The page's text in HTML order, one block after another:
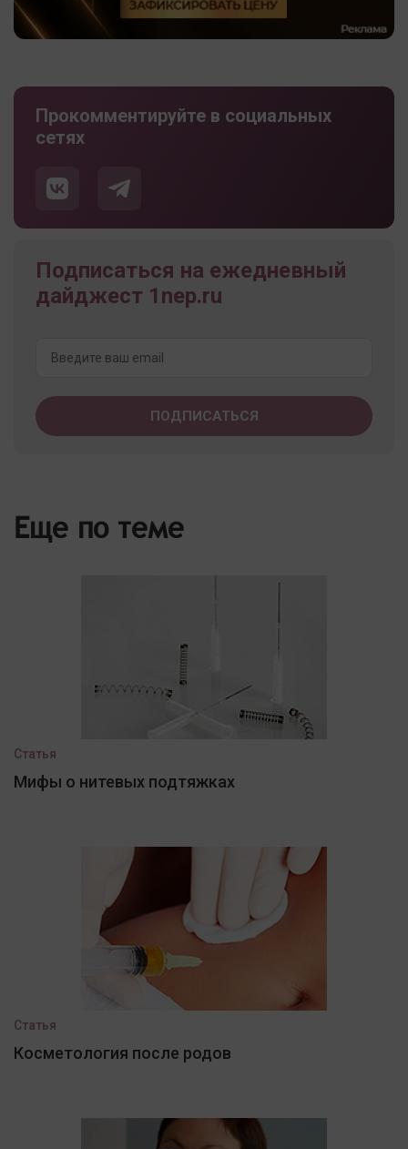
Прокомментируйте в социальных
сетях
Подписаться на ежедневный
дайджест 1nep.ru
Еще по теме
Статья
Мифы о нитевых подтяжках
Статья
Косметология после родов